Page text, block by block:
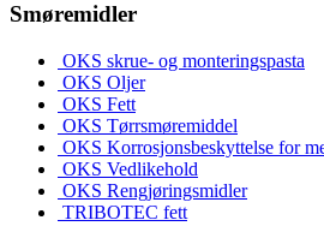
Smøremidler
OKS skrue- og monteringspasta
OKS Oljer
OKS Fett
OKS Tørrsmøremiddel
OKS Korrosjonsbeskyttelse for
OKS Vedlikehold
OKS Rengjøringsmidler
TRIBOTEC fett